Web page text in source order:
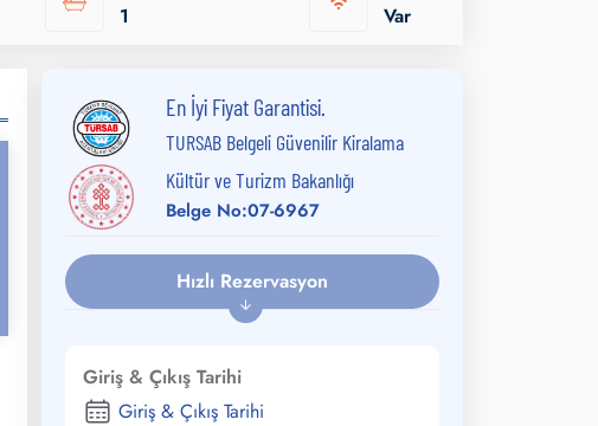
1 Var
En İyi Fiyat Garantisi.
TURSAB Belgeli Güvenilir Kiralama
Kültür ve Turizm Bakanlığı
Belge No:07-6967
Hızlı Rezervasyon
Giriş & Çıkış Tarihi